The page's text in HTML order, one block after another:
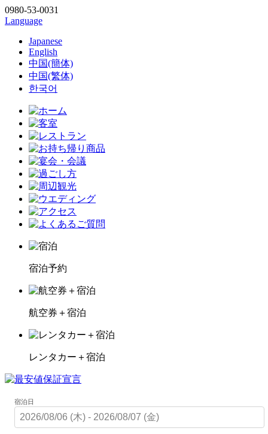
0980-53-0031
Language
Japanese
English
中国(簡体)
中国(繁体)
한국어
宿泊予約
航空券＋宿泊
レンタカー＋宿泊
宿泊日